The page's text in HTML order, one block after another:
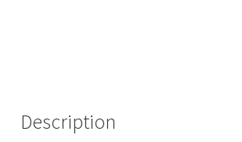
Description